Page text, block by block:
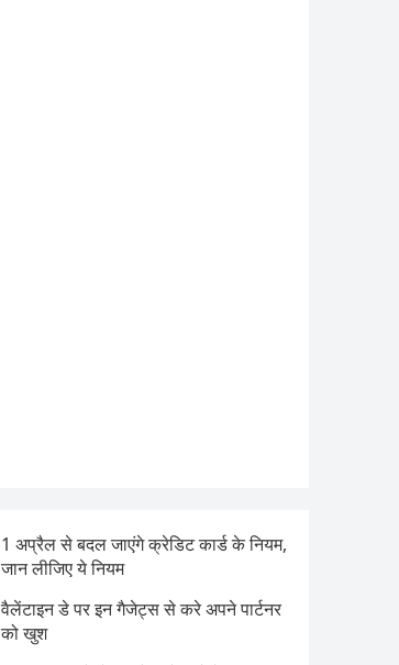
1 अप्रैल से बदल जाएंगे क्रेडिट कार्ड के नियम,
जान लीजिए ये नियम
वैलेंटाइन डे पर इन गैजेट्स से करे अपने पार्टनर
को खुश